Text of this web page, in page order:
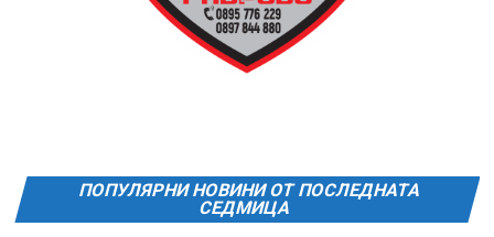
20:00ч. Куиз вечер за обща култура
21:30ч. Прожекция на филма “Брънч за начинаещи”
Ще бъде хубаво – не някога и някъде, а тук и сега!
ПОПУЛЯРНИ НОВИНИ ОТ ПОСЛЕДНАТА
СЕДМИЦА